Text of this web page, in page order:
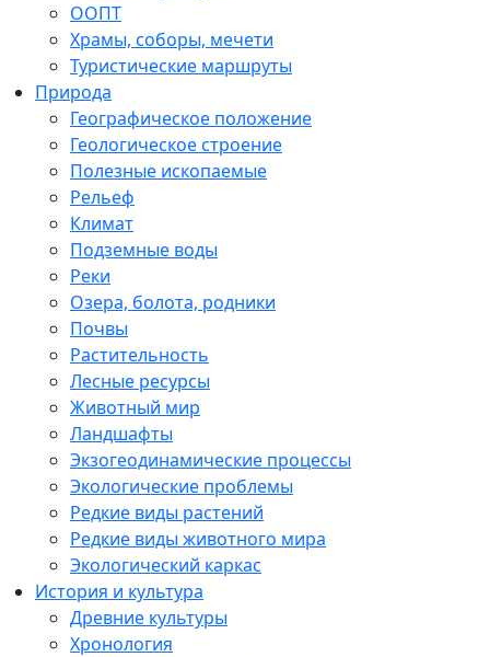
ООПТ
Храмы, соборы, мечети
Туристические маршруты
Природа
Географическое положение
Геологическое строение
Полезные ископаемые
Рельеф
Климат
Подземные воды
Реки
Озера, болота, родники
Почвы
Растительность
Лесные ресурсы
Животный мир
Ландшафты
Экзогеодинамические процессы
Экологические проблемы
Редкие виды растений
Редкие виды животного мира
Экологический каркас
История и культура
Древние культуры
Хронология